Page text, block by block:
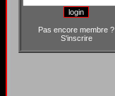
Pas encore membre ?
S'inscrire